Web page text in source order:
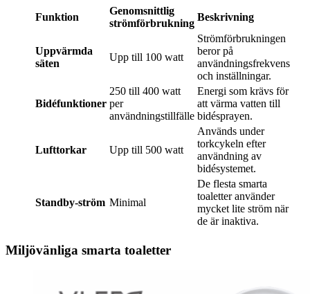
Funktion
Genomsnittlig
strömförbrukning
Beskrivning
Uppvärmda
säten
Upp till 100 watt
Strömförbrukningen
beror på
användningsfrekvens
och inställningar.
Bidéfunktioner
250 till 400 watt
per
användningstillfälle
Energi som krävs för
att värma vatten till
bidésprayen.
Lufttorkar Upp till 500 watt
Används under
torkcykeln efter
användning av
bidésystemet.
Standby-ström Minimal
De flesta smarta
toaletter använder
mycket lite ström när
de är inaktiva.
Miljövänliga smarta toaletter